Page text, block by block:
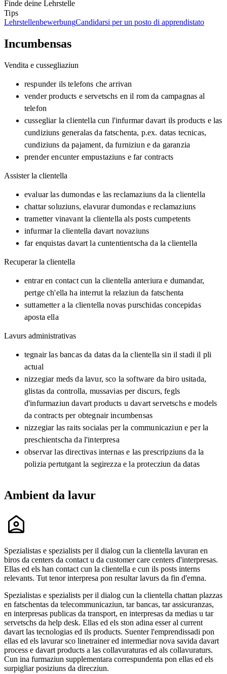
Finde deine Lehrstelle
Tips
LehrstellenbewerbungCandidarsi per un posto di apprendistato
Incumbensas
Vendita e cussegliaziun
respunder ils telefons che arrivan
vender products e servetschs en il rom da campagnas al
telefon
cussegliar la clientella cun l'infurmar davart ils products e las
cundiziuns generalas da fatschenta, p.ex. datas tecnicas,
cundiziuns da pajament, da furniziun e da garanzia
prender encunter empustaziuns e far contracts
Assister la clientella
evaluar las dumondas e las reclamaziuns da la clientella
chattar soluziuns, elavurar dumondas e reclamaziuns
trametter vinavant la clientella als posts cumpetents
infurmar la clientella davart novaziuns
far enquistas davart la cuntentientscha da la clientella
Recuperar la clientella
entrar en contact cun la clientella anteriura e dumandar,
pertge ch'ella ha interrut la relaziun da fatschenta
suttametter a la clientella novas purschidas concepidas
aposta ella
Lavurs administrativas
tegnair las bancas da datas da la clientella sin il stadi il pli
actual
nizzegiar meds da lavur, sco la software da biro usitada,
glistas da controlla, mussavias per discurs, fegls
d'infurmaziun davart products u davart servetschs e models
da contracts per obtegnair incumbensas
nizzegiar las raits socialas per la communicaziun e per la
preschientscha da l'interpresa
observar las directivas internas e las prescripziuns da la
polizia pertutgant la segirezza e la protecziun da datas
Ambient da lavur
Spezialistas e spezialists per il dialog cun la clientella lavuran en
biros da centers da contact u da customer care centers d'interpresas.
Ellas ed els han contact cun la clientella e cun ils posts interns
relevants. Tut tenor interpresa pon resultar lavurs da fin d'emna.
Spezialistas e spezialists per il dialog cun la clientella chattan plazzas
en fatschentas da telecommunicaziun, tar bancas, tar assicuranzas,
en interpresas publicas da transport, en interpresas da medias u tar
servetschs da help desk. Ellas ed els ston adina esser al current
davart las tecnologias ed ils products. Suenter l'emprendissadi pon
ellas ed els lavurar sco linetrainer ed intermediar nova savida davart
process e davart products a las collavuraturas ed als collavuraturs.
Cun ina furmaziun supplementara correspundenta pon ellas ed els
surpigliar posiziuns da direcziun.